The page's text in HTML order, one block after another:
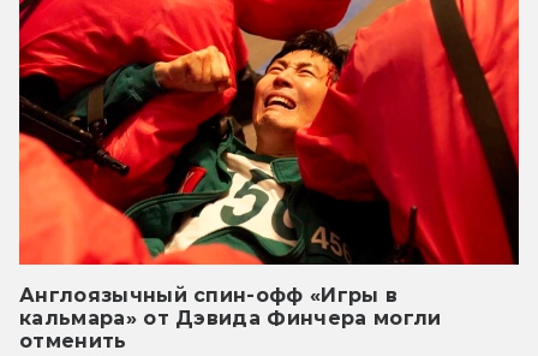
Англоязычный спин-офф «Игры в
кальмара» от Дэвида Финчера могли
отменить